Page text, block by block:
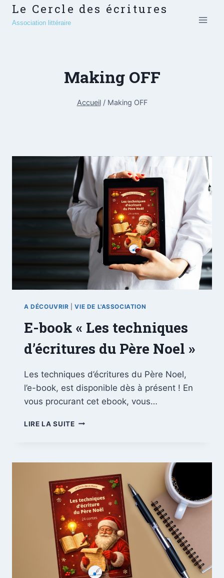
Le Cercle des écritures
Association littéraire
Making OFF
Accueil / Making OFF
A DÉCOUVRIR |VIE DE L'ASSOCIATION
E-book « Les techniques
d’écritures du Père Noel »
Les techniques d’écritures du Père Noel,
l’e-book, est disponible dès à présent ! En
vous procurant cet ebook, vous…
LIRE LA SUITE